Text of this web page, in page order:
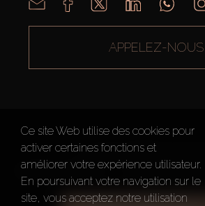
APPELEZ-NOUS
AX CAPITAL ©2026 Tous droits
Conditions d'utilisation
Politique de
Ce site Web utilise des cookies pour
activer certaines fonctions et
améliorer votre expérience utilisateur.
En poursuivant votre navigation sur le
site, vous acceptez notre utilisation